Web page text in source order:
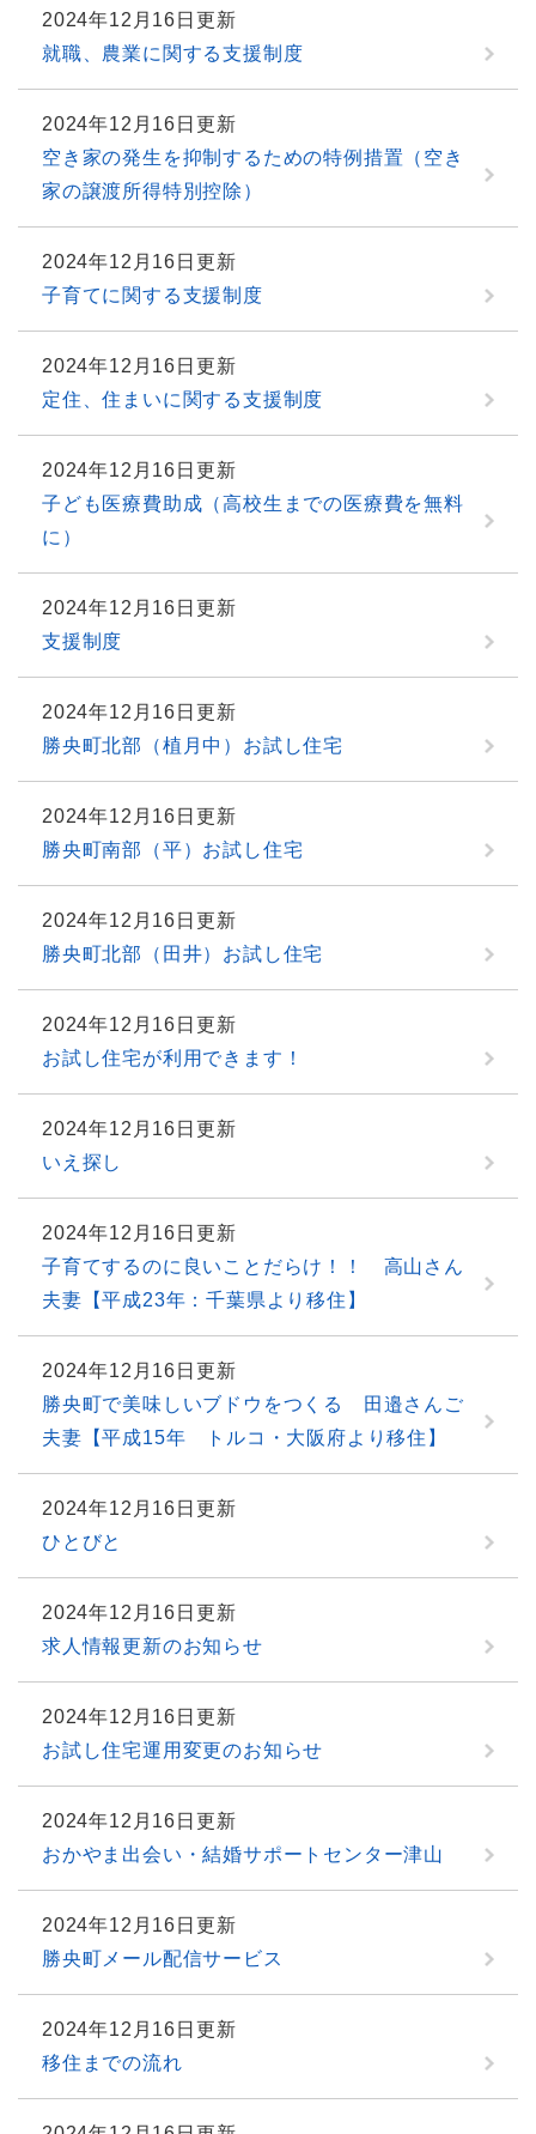
2024年12月16日更新
就職、農業に関する支援制度
2024年12月16日更新
空き家の発生を抑制するための特例措置（空き
家の譲渡所得特別控除）
2024年12月16日更新
子育てに関する支援制度
2024年12月16日更新
定住、住まいに関する支援制度
2024年12月16日更新
子ども医療費助成（高校生までの医療費を無料
に）
2024年12月16日更新
支援制度
2024年12月16日更新
勝央町北部（植月中）お試し住宅
2024年12月16日更新
勝央町南部（平）お試し住宅
2024年12月16日更新
勝央町北部（田井）お試し住宅
2024年12月16日更新
お試し住宅が利用できます！
2024年12月16日更新
いえ探し
2024年12月16日更新
子育てするのに良いことだらけ！！ 高山さん
夫妻【平成23年：千葉県より移住】
2024年12月16日更新
勝央町で美味しいブドウをつくる 田邉さんご
夫妻【平成15年 トルコ・大阪府より移住】
2024年12月16日更新
ひとびと
2024年12月16日更新
求人情報更新のお知らせ
2024年12月16日更新
お試し住宅運用変更のお知らせ
2024年12月16日更新
おかやま出会い・結婚サポートセンター津山
2024年12月16日更新
勝央町メール配信サービス
2024年12月16日更新
移住までの流れ